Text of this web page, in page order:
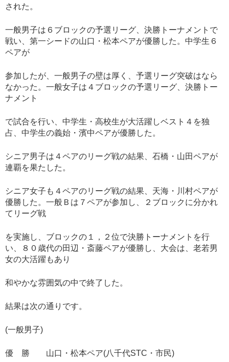
された。
一般男子は６ブロックの予選リーグ、決勝トーナメントで
戦い、第一シードの山口・松本ペアが優勝した。中学生６
ペアが
参加したが、一般男子の壁は厚く、予選リーグ突破はなら
なかった。一般女子は４ブロックの予選リーグ、決勝トー
ナメント
で試合を行い、中学生・高校生が大活躍しベスト４を独
占、中学生の義始・濱中ペアが優勝した。
シニア男子は４ペアのリーグ戦の結果、石橋・山田ペアが
連覇を果たした。
シニア女子も４ペアのリーグ戦の結果、天海・川村ペアが
優勝した。一般Ｂは７ペアが参加し、２ブロックに分かれ
てリーグ戦
を実施し、ブロックの１，２位で決勝トーナメントを行
い、８０歳代の田辺・斎藤ペアが優勝し、大会は、老若男
女の大活躍もあり
和やかな雰囲気の中で終了した。
結果は次の通りです。
(一般男子)
優 勝 山口・松本ペア(八千代STC・市民)